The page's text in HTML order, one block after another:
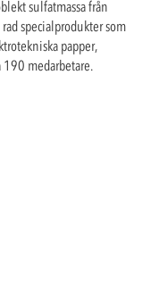
sulfatmassa från
specialprodukter som
papper,
190 medarbetare.